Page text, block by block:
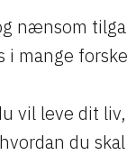
nænsom
i mange
vil leve dit
du